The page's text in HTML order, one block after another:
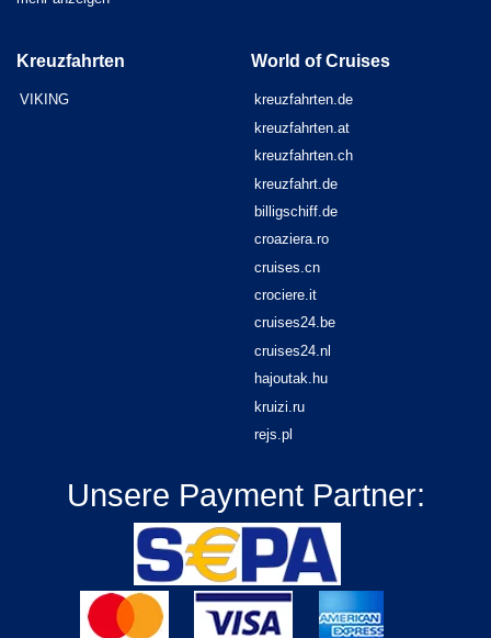
Kreuzfahrten
VIKING
World of Cruises
kreuzfahrten.de
kreuzfahrten.at
kreuzfahrten.ch
kreuzfahrt.de
billigschiff.de
croaziera.ro
cruises.cn
crociere.it
cruises24.be
cruises24.nl
hajoutak.hu
kruizi.ru
rejs.pl
Unsere Payment Partner: